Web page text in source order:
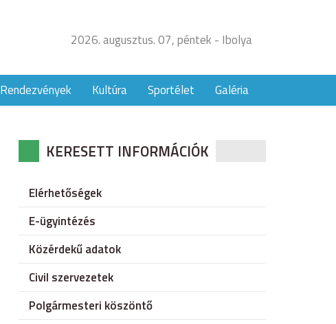
2026. augusztus. 07, péntek - Ibolya
Rendezvények Kultúra Sportélet Galéria
KERESETT INFORMÁCIÓK
Elérhetőségek
E-ügyintézés
Közérdekű adatok
Civil szervezetek
Polgármesteri köszöntő